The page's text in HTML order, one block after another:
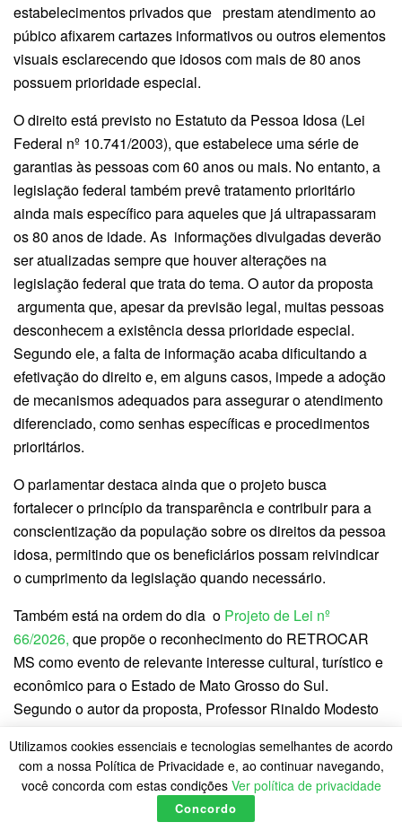
estabelecimentos privados que prestam atendimento ao
púbico afixarem cartazes informativos ou outros elementos
visuais esclarecendo que idosos com mais de 80 anos
possuem prioridade especial.
O direito está previsto no Estatuto da Pessoa Idosa (Lei
Federal nº 10.741/2003), que estabelece uma série de
garantias às pessoas com 60 anos ou mais. No entanto, a
legislação federal também prevê tratamento prioritário
ainda mais específico para aqueles que já ultrapassaram
os 80 anos de idade. As informações divulgadas deverão
ser atualizadas sempre que houver alterações na
legislação federal que trata do tema. O autor da proposta
argumenta que, apesar da previsão legal, muitas pessoas
desconhecem a existência dessa prioridade especial.
Segundo ele, a falta de informação acaba dificultando a
efetivação do direito e, em alguns casos, impede a adoção
de mecanismos adequados para assegurar o atendimento
diferenciado, como senhas específicas e procedimentos
prioritários.
O parlamentar destaca ainda que o projeto busca
fortalecer o princípio da transparência e contribuir para a
conscientização da população sobre os direitos da pessoa
idosa, permitindo que os beneficiários possam reivindicar
o cumprimento da legislação quando necessário.
Também está na ordem do dia o Projeto de Lei nº
66/2026, que propõe o reconhecimento do RETROCAR
MS como evento de relevante interesse cultural, turístico e
econômico para o Estado de Mato Grosso do Sul.
Segundo o autor da proposta, Professor Rinaldo Modesto
colecionadores, famílias e admiradores da cultura
automotiva, consolidando-se como referência no cenário
sul-mato-grossense. Além de preservar a história do
automobilismo, o evento contribui para o fortalecimento do
Utilizamos cookies essenciais e tecnologias semelhantes de acordo
com a nossa Política de Privacidade e, ao continuar navegando,
você concorda com estas condições Ver política de privacidade
Concordo